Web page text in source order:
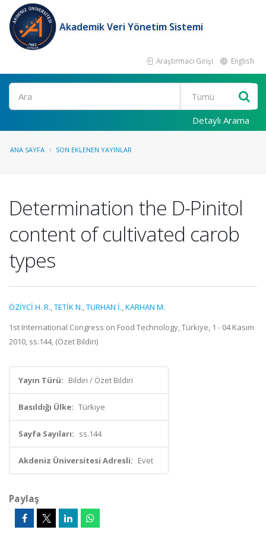
Akademik Veri Yönetim Sistemi
Araştırmacı Girişi English
Ara
Detaylı Arama
ANA SAYFA SON EKLENEN YAYINLAR
Determination the D-Pinitol
content of cultivated carob
types
ÖZİYCİ H. R.,TETİK N.,TURHAN İ.,KARHAN M.
1st International Congress on Food Technology, Türkiye, 1 - 04 Kasım
2010, ss.144, (Özet Bildiri)
Yayın Türü: Bildiri / Özet Bildiri
Basıldığı Ülke: Türkiye
Sayfa Sayıları: ss.144
Akdeniz Üniversitesi Adresli: Evet
Paylaş